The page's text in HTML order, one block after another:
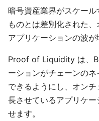
暗号資産業界がスケー
ものとは差別化された
アプリケーションの波が
Proof of Liquidity は、
ーションがチェーンの
できるようにし、オン
長させているアプリケ
せます。